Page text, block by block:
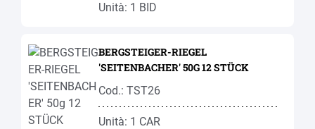
Unità: 1 BID
BERGSTEIGER-RIEGEL
'SEITENBACHER' 50G 12 STÜCK
Cod.: TST26
Unità: 1 CAR